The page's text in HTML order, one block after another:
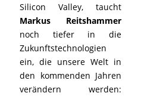
Silicon Valley, taucht
Markus Reitshammer
noch tiefer in die
Zukunftstechnologien
ein, die unsere Welt in
den kommenden Jahren
verändern werden: